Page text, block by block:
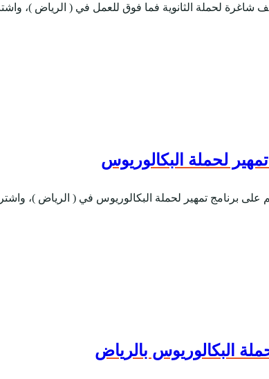
شاغرة لحملة الثانوية فما فوق للعمل في ( الرياض )،
لحملة البكالوريوس
على برنامج تمهير لحملة البكالوريوس في ( الرياض )،
البكالوريوس بالرياض